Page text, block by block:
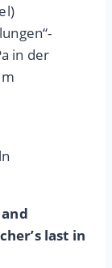
in der
last in